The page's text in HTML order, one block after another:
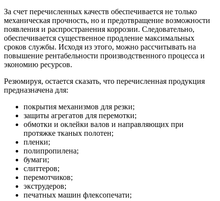
За счет перечисленных качеств обеспечивается не только
механическая прочность, но и предотвращение возможности
появления и распространения коррозии. Следовательно,
обеспечивается существенное продление максимальных
сроков службы. Исходя из этого, можно рассчитывать на
повышение рентабельности производственного процесса и
экономию ресурсов.
Резюмируя, остается сказать, что перечисленная продукция
предназначена для:
покрытия механизмов для резки;
защиты агрегатов для перемотки;
обмотки и оклейки валов и направляющих при
протяжке тканых полотен;
пленки;
полипропилена;
бумаги;
слиттеров;
перемотчиков;
экструдеров;
печатных машин флексопечати;